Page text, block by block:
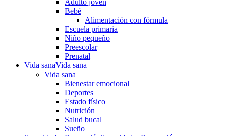
Adulto joven
Bebé
Alimentación con fórmula
Escuela primaria
Niño pequeño
Preescolar
Prenatal
Vida sanaVida sana
Vida sana
Bienestar emocional
Deportes
Estado físico
Nutrición
Salud bucal
Sueño